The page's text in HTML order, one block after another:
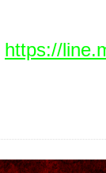
https://